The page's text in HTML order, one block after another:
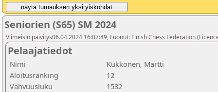
Seniorien (S65) SM 2024
Viimeisin päivitys06.04.2024 16:07:49, Luonut: Finish Chess Federation
Pelaajatiedot
Nimi
Kukkonen, Martti
Aloitusranking
12
Vahvuusluku
1532